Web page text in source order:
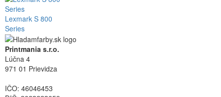
Lexmark S 800
Series
Printmania s.r.o.
Lúčna 4
971 01 Prievidza
IČO: 46046453